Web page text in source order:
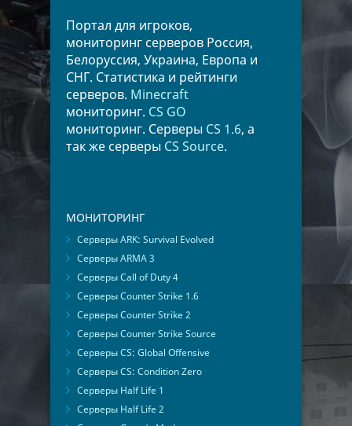
Портал для игроков,
мониторинг серверов Россия,
Белоруссия, Украина, Европа и
СНГ. Статистика и рейтинги
серверов. Minecraft
мониторинг. CS GO
мониторинг. Серверы CS 1.6, а
так же серверы CS Source.
МОНИТОРИНГ
Серверы ARK: Survival Evolved
Серверы ARMA 3
Серверы Call of Duty 4
Серверы Counter Strike 1.6
Серверы Counter Strike 2
Серверы Counter Strike Source
Серверы CS: Global Offensive
Серверы CS: Condition Zero
Серверы Half Life 1
Серверы Half Life 2